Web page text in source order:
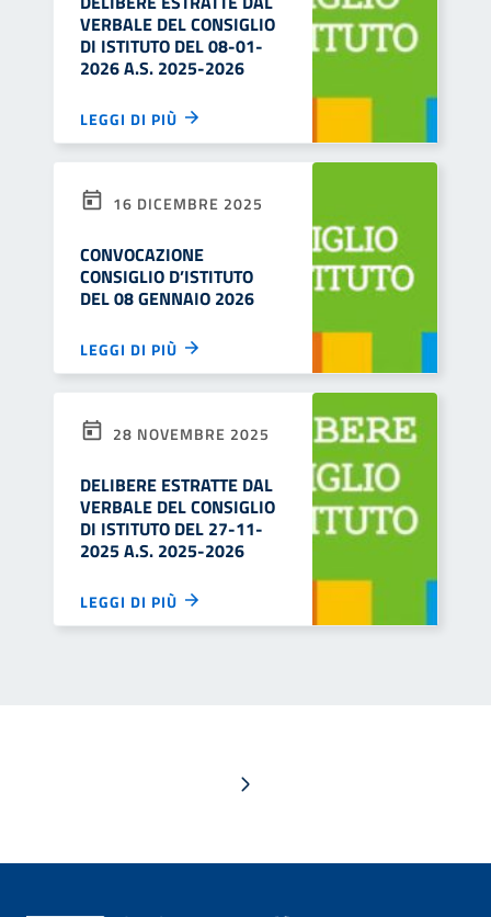
VERBALE DEL CONSIGLIO
DI ISTITUTO DEL 08-01-
2026 A.S. 2025-2026
LEGGI DI PIÙ
16 DICEMBRE 2025
CONVOCAZIONE
CONSIGLIO D’ISTITUTO
DEL 08 GENNAIO 2026
LEGGI DI PIÙ
28 NOVEMBRE 2025
DELIBERE ESTRATTE DAL
VERBALE DEL CONSIGLIO
DI ISTITUTO DEL 27-11-
2025 A.S. 2025-2026
LEGGI DI PIÙ
Pagina successiva